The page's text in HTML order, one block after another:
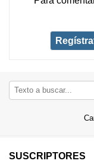
SUSCRIPTORES